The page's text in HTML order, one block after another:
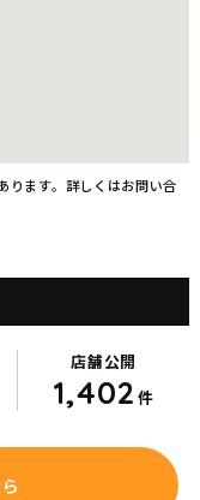
ります。詳しくはお問い合
店舗公開
1,402 件